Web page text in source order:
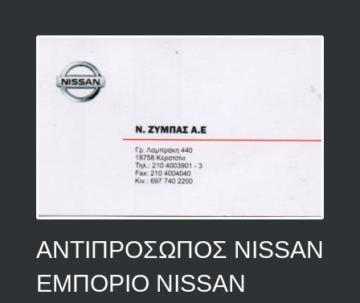
ΑΝΤΙΠΡΟΣΩΠΟΣ NISSAN
ΕΜΠΟΡΙΟ NISSAN